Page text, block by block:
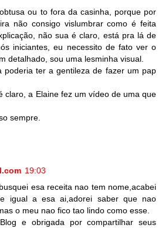
ou to fora da casinha, porque por
não consigo vislumbrar como é feita
não sua é claro, está pra lá de
iniciantes, eu necessito de fato ver o
detalhado, sou uma lesminha visual.
poderia ter a gentileza de fazer um pap
claro, a Elaine fez um vídeo de uma que
sempre.
19:03
esa receita nao tem nome,acabei
igual a esa ai,adorei saber que nao
o meu nao fico tao lindo como esse.
e obrigada por compartilhar seus